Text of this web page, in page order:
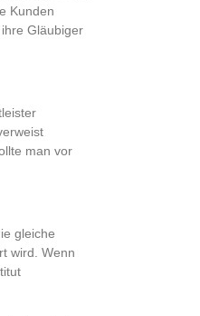
Kunden
Gläubiger
man vor
gleiche
wird. Wenn